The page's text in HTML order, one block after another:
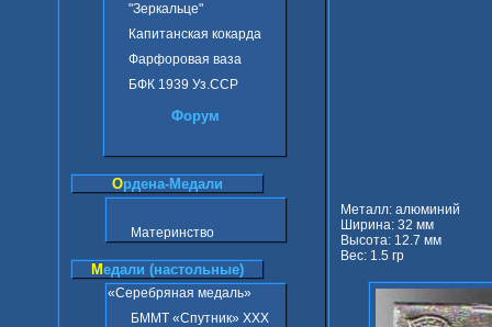
"Зеркальце"
Капитанская кокарда
Фарфоровая ваза
БФК 1939 Уз.ССР
Форум
Ордена-Медали
Материнство
Медали (настольные)
«Серебряная медаль»
БММТ «Спутник» ХХХ
Металл: алюминий
Ширина: 32 мм
Высота: 12.7 мм
Вес: 1.5 гр